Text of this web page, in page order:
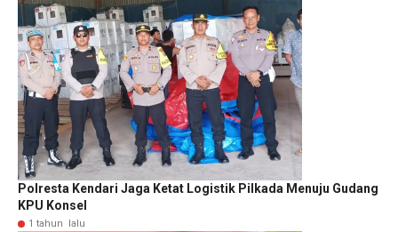
Polresta Kendari Jaga Ketat Logistik Pilkada Menuju Gudang
KPU Konsel
1 tahun lalu